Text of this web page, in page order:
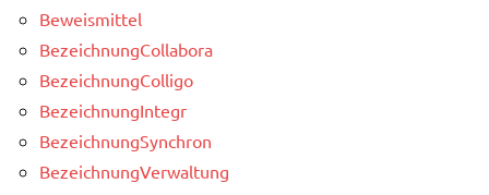
Beweismittel
BezeichnungCollabora
BezeichnungColligo
BezeichnungIntegr
BezeichnungSynchron
BezeichnungVerwaltung